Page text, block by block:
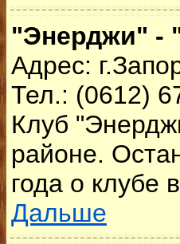
"Энерджи" -
Адрес:
Тел.: (0612)
Клуб
районе.
года о клубе
Дальше